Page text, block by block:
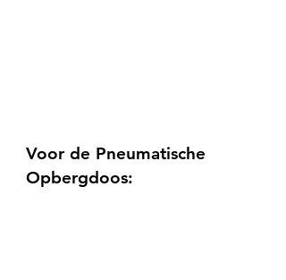
Voor de Pneumatische
Opbergdoos: